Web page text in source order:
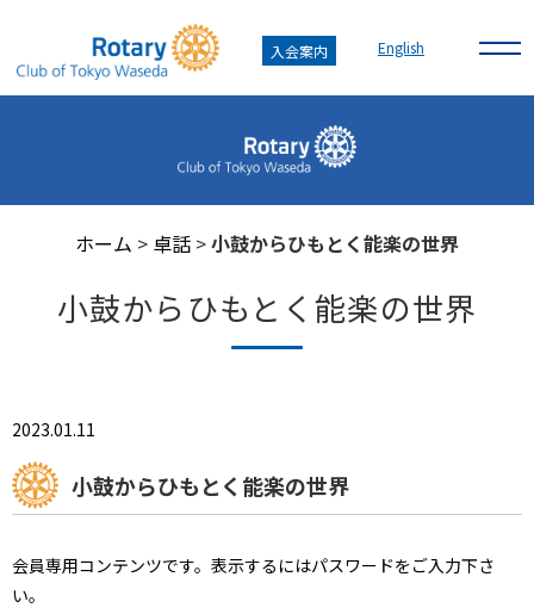
入会案内 English
ホーム > 卓話 >小鼓からひもとく能楽の世界
小鼓からひもとく能楽の世界
2023.01.11
小鼓からひもとく能楽の世界
会員専用コンテンツです。表示するにはパスワードをご入力下さ
い。